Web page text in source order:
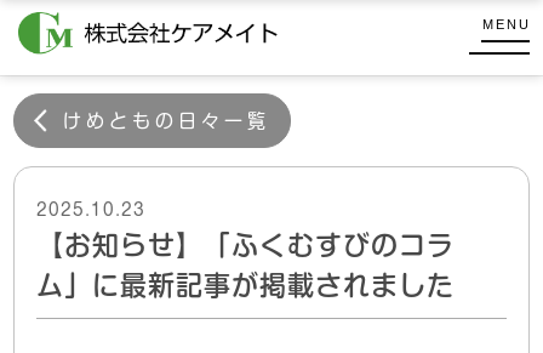
ン
テ
ン
ツ
へ
株
式
会
社
ケ
メ
イ
MENU
けめともの日々一覧
2025.10.23
【お知らせ】「ふくむすびのコラ
ム」に最新記事が掲載されました
式
会
ケ
ア
メ
イ